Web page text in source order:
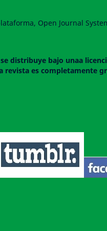
Open Journal
se distribuye bajo unaa
revista es completamente